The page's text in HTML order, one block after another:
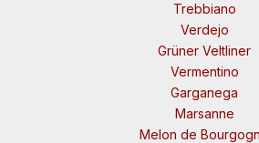
Trebbiano
Verdejo
Grüner Veltliner
Vermentino
Garganega
Marsanne
Melon de